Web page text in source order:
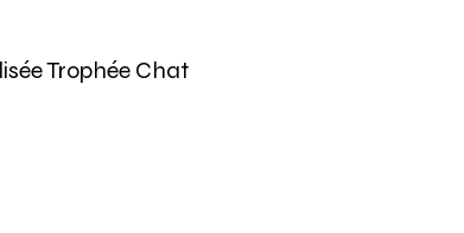
Trophée Chat